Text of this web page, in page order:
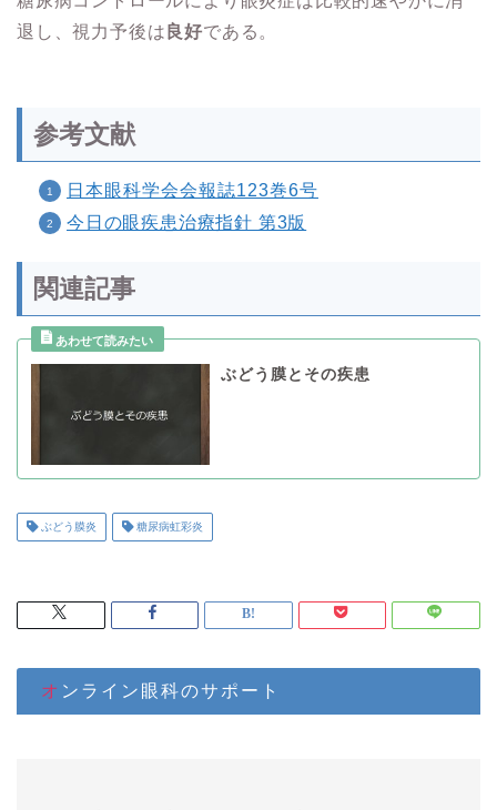
退 し、視力予後は 良好である。
参考文献
日本眼科学会会報誌123巻6号
今日の眼疾患治療指針 第3版
関連記事
ぶどう膜とその疾患
ぶどう膜炎 糖尿病虹彩炎
オンライン眼科のサポート